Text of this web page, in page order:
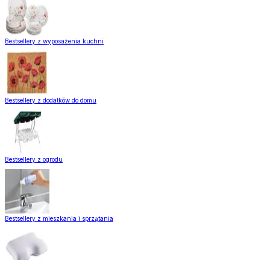
Bestsellery z wyposażenia kuchni
Bestsellery z dodatków do domu
Bestsellery z ogrodu
Bestsellery z mieszkania i sprzątania